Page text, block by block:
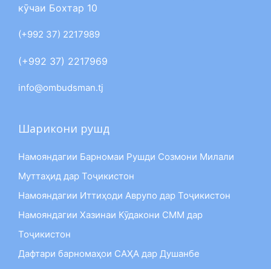
кӯчаи Бохтар 10
(+992 37) 2217989
(+992 37) 2217969
info@ombudsman.tj
Шарикони рушд
Намояндагии Барномаи Рушди Созмони Милали
Муттаҳид дар Тоҷикистон
Намояндагии Иттиҳоди Аврупо дар Тоҷикистон
Намояндагии Хазинаи Кӯдакони СММ дар
Тоҷикистон
Дафтари барномаҳои САҲА дар Душанбе